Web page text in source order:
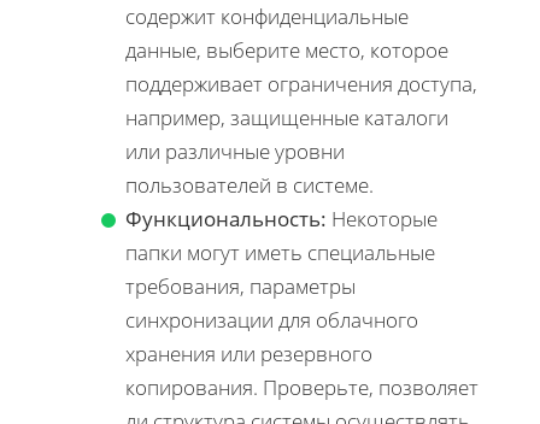
содержит конфиденциальные
данные, выберите место, которое
поддерживает ограничения доступа,
например, защищенные каталоги
или различные уровни
пользователей в системе.
Функциональность: Некоторые
папки могут иметь специальные
требования, параметры
синхронизации для облачного
хранения или резервного
копирования. Проверьте, позволяет